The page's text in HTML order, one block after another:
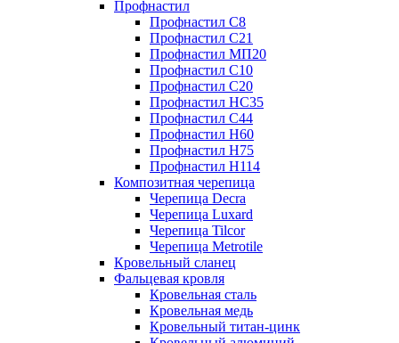
Профнастил
Профнастил C8
Профнастил C21
Профнастил МП20
Профнастил C10
Профнастил C20
Профнастил НС35
Профнастил C44
Профнастил Н60
Профнастил Н75
Профнастил Н114
Композитная черепица
Черепица Decra
Черепица Luxard
Черепица Tilcor
Черепица Metrotile
Кровельный сланец
Фальцевая кровля
Кровельная сталь
Кровельная медь
Кровельный титан-цинк